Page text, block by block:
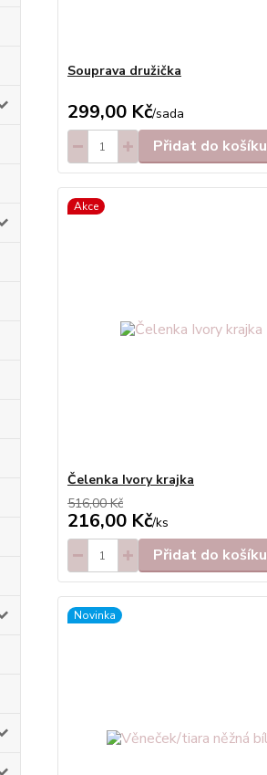
Souprava družička
299,00 Kč/sada
Přidat do košíku
Akce
Čelenka Ivory krajka
516,00 Kč
216,00 Kč/ks
Přidat do košíku
Novinka